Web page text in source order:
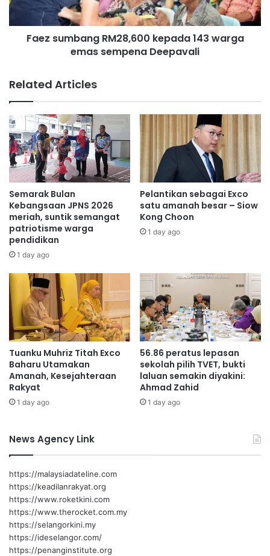
e
a
t
E
x
U
n
i
y
,
S
o
k
n
g
A
g
e
n
d
a
M
a
l
s
i
b
a
2
8
,
6
0
0
k
e
p
a
d
a
1
4
w
a
r
g
a
e
m
a
s
s
e
e
n
a
D
e
e
p
a
v
Faez sumbang RM28,600 kepada 143 warga
emas sempena Deepavali
Related Articles
Semarak Bulan
Kebangsaan JPNS 2026
meriah, suntik semangat
patriotisme warga
pendidikan
1 day ago
Pelantikan sebagai Exco
satu amanah besar – Siow
Kong Choon
1 day ago
Tuanku Muhriz Titah Exco
Baharu Utamakan
Amanah, Kesejahteraan
Rakyat
1 day ago
56.86 peratus lepasan
sekolah pilih TVET, bukti
laluan semakin diyakini:
Ahmad Zahid
1 day ago
News Agency Link
https://malaysiadateline.com
https://keadilanrakyat.org
https://www.roketkini.com
https://www.therocket.com.my
https://selangorkini.my
https://ideselangor.com/
https://penanginstitute.org